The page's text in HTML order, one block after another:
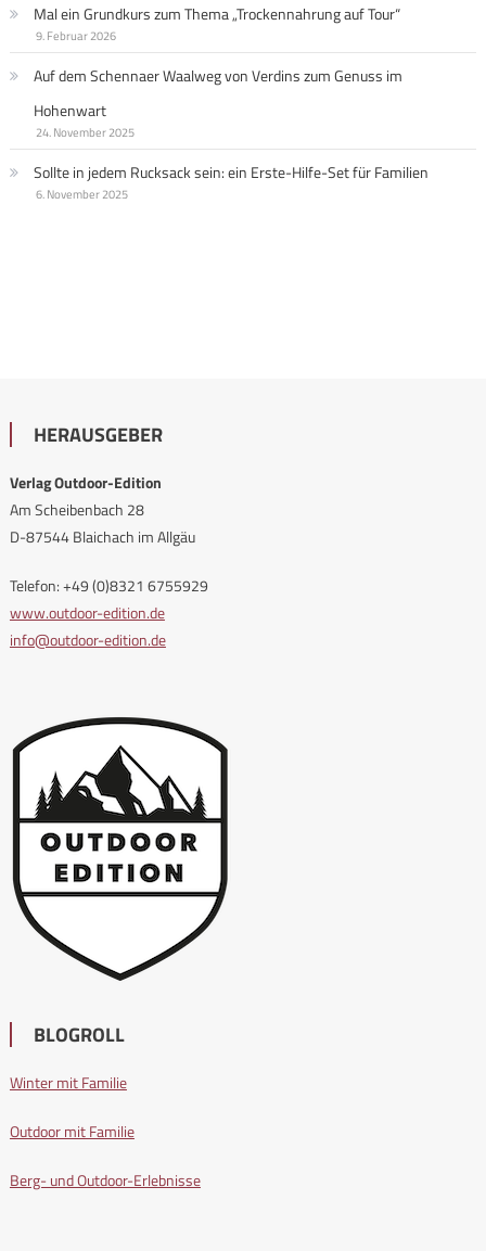
Mal ein Grundkurs zum Thema „Trockennahrung auf Tour“
9. Februar 2026
Auf dem Schennaer Waalweg von Verdins zum Genuss im
Hohenwart
24. November 2025
Sollte in jedem Rucksack sein: ein Erste-Hilfe-Set für Familien
6. November 2025
HERAUSGEBER
Verlag Outdoor-Edition
Am Scheibenbach 28
D-87544 Blaichach im Allgäu
Telefon: +49 (0)8321 6755929
www.outdoor-edition.de
info@outdoor-edition.de
BLOGROLL
Winter mit Familie
Outdoor mit Familie
Berg- und Outdoor-Erlebnisse